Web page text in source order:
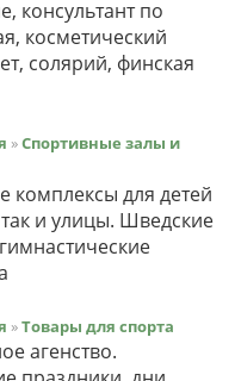
консультант по
косметический
солярий, финская
»Спортивные залы и
комплексы для детей
и улицы. Шведские
»Товары для спорта
агенство.